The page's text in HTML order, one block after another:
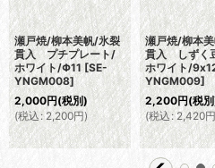
瀬戸焼/柳本美帆/氷裂
貫入 プチプレート/
ホワイト/Φ11 [SE-
YNGM008]
2,000円(税別)
(税込 : 2,200円)
瀬戸焼/柳本
貫入 しずく
ホワイト/
YNGM009]
2,200円(税
(税込 : 2,420円